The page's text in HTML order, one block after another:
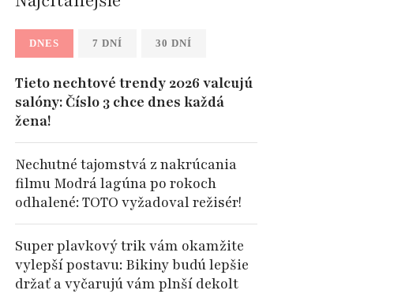
DNES 7 DNÍ 30 DNÍ
Tieto nechtové trendy 2026 valcujú
salóny: Číslo 3 chce dnes každá
žena!
Nechutné tajomstvá z nakrúcania
filmu Modrá lagúna po rokoch
odhalené: TOTO vyžadoval režisér!
Super plavkový trik vám okamžite
vylepší postavu: Bikiny budú lepšie
držať a vyčarujú vám plnší dekolt